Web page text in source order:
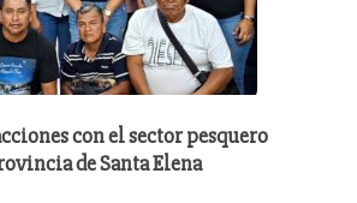
con el sector pesquero
de Santa Elena